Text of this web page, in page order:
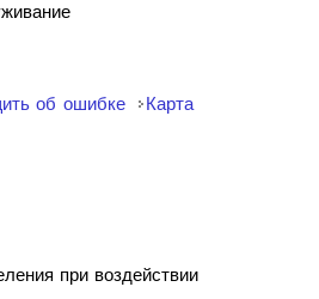
об ошибке Карта
при воздействии